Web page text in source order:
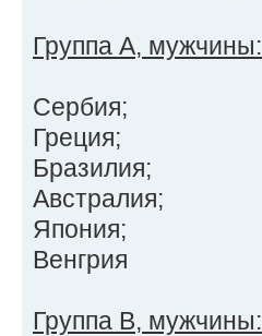
Группа А, мужчины:
Сербия;
Греция;
Бразилия;
Австралия;
Япония;
Венгрия
Группа В, мужчины: